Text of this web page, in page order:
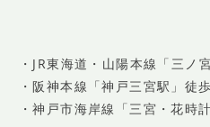
・JR東海道・山陽本線「三ノ
・阪神本線「神戸三宮駅」徒
・神戸市海岸線「三宮・花時